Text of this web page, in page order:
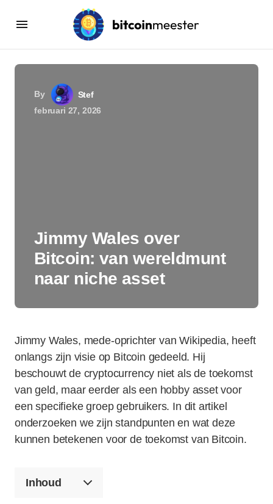
By
Stef
februari 27, 2026
Jimmy Wales over
Bitcoin: van wereldmunt
naar niche asset
Jimmy Wales, mede-oprichter van Wikipedia, heeft
onlangs zijn visie op Bitcoin gedeeld. Hij
beschouwt de cryptocurrency niet als de toekomst
van geld, maar eerder als een hobby asset voor
een specifieke groep gebruikers. In dit artikel
onderzoeken we zijn standpunten en wat deze
kunnen betekenen voor de toekomst van Bitcoin.
Inhoud